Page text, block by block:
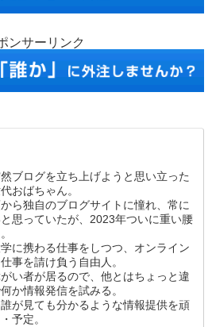
ンサーリンク
ブログを立ち上げようと思い立った
おばちゃん。
ら独自のブログサイトに憧れ、常に
思っていたが、2023年ついに重い腰
に携わる仕事をしつつ、オンライン
事を請け負う自由人。
い者が居るので、他とはちょっと違
か情報発信を試みる。
が見ても分かるような情報提供を頑
予定。